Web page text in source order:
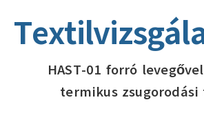
HAST-01 forró
termikus